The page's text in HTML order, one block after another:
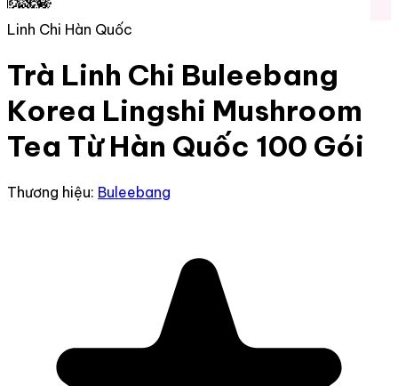
Linh Chi Hàn Quốc
Trà Linh Chi Buleebang
Korea Lingshi Mushroom
Tea Từ Hàn Quốc 100 Gói
Thương hiệu: Buleebang